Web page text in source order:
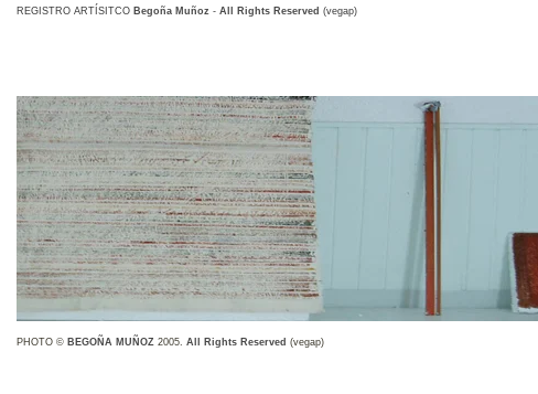
REGISTRO ARTÍSITCO Begoña Muñoz - All Rights Reserved (vegap)
PHOTO © BEGOÑA MUÑOZ 2005. All Rights Reserved (vegap)